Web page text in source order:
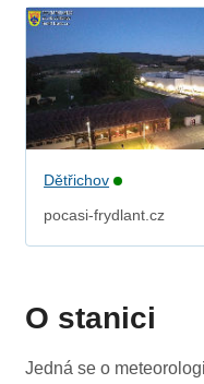
Dětřichov
pocasi-frydlant.cz
O stanici
Jedná se o